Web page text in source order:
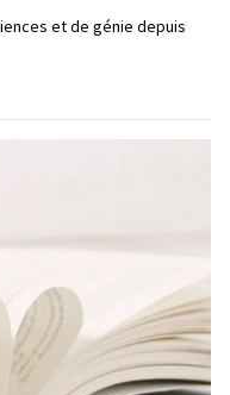
et de génie depuis